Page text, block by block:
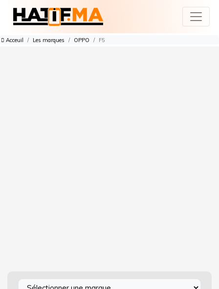
Acceuil Les marques OPPO F5